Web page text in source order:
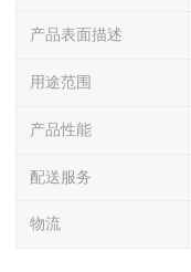
产品表面描述
用途范围
产品性能
配送服务
物流